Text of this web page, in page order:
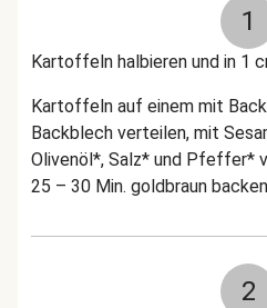
1
Kartoffeln halbieren und in 1
Kartoffeln auf einem mit
Backblech verteilen, mit
Olivenöl*, Salz* und Pfeffer*
25 – 30 Min. goldbraun
2